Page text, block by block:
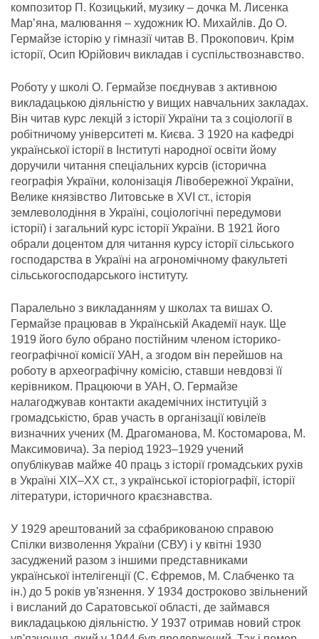
композитор П. Козицький, музику – дочка М. Лисенка
Мар’яна, малювання – художник Ю. Михайлів. До О.
Гермайзе історію у гімназії читав В. Прокопович. Крім
історії, Осип Юрійович викладав і суспільствознавство.
Роботу у школі О. Гермайзе поєднував з активною
викладацькою діяльністю у вищих навчальних закладах.
Він читав курс лекцій з історії України та з соціології в
робітничому університеті м. Києва. З 1920 на кафедрі
української історії в Інституті народної освіти йому
доручили читання спеціальних курсів (історична
географія України, колонізація Лівобережної України,
Велике князівство Литовське в XVI ст., історія
землеволодіння в Україні, соціологічні передумови
історії) і загальний курс історії України. В 1921 його
обрали доцентом для читання курсу історії сільського
господарства в Україні на агрономічному факультеті
сільськогосподарського інституту.
Паралельно з викладанням у школах та вишах О.
Гермайзе працював в Українській Академії наук. Ще
1919 його було обрано постійним членом історико-
географічної комісії УАН, а згодом він перейшов на
роботу в археографічну комісію, ставши невдовзі її
керівником. Працюючи в УАН, О. Гермайзе
налагоджував контакти академічних інституцій з
громадськістю, брав участь в організації ювілеїв
визначних учених (М. Драгоманова, М. Костомарова, М.
Максимовича). За період 1923–1929 учений
опублікував майже 40 праць з історії громадських рухів
в Україні XIX–XX ст., з української історіографії, історії
літератури, історичного краєзнавства.
У 1929 арештований за сфабрикованою справою
Спілки визволення України (СВУ) і у квітні 1930
засуджений разом з іншими представниками
української інтелігенції (С. Єфремов, М. Слабченко та
ін.) до 5 років ув'язнення. У 1934 достроково звільнений
і висланий до Саратовської області, де займався
викладацькою діяльністю. У 1937 отримав новий строк